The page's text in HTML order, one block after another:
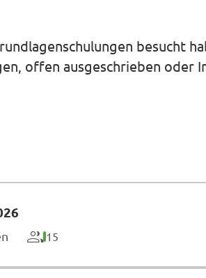
besucht
offen ausgeschrieben oder
15